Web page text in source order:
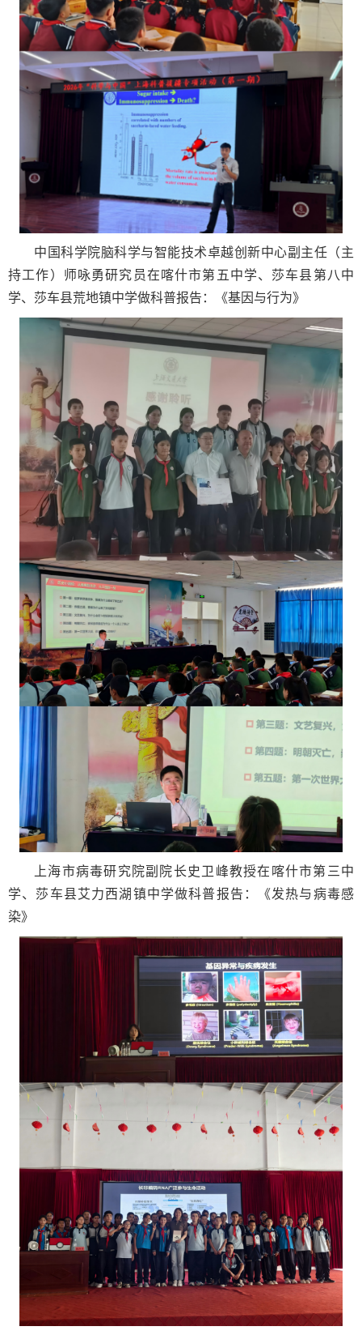
中国科学院脑科学与智能技术卓越创新中心副主任（主
持工作）师咏勇研究员在喀什市第五中学、莎车县第八中
学、莎车县荒地镇中学做科普报告：《基因与行为》
上海市病毒研究院副院长史卫峰教授在喀什市第三中
学、莎车县艾力西湖镇中学做科普报告：《发热与病毒感
染》